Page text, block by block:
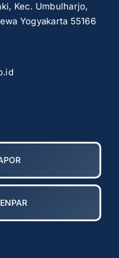
Kec. Umbulharjo,
Yogyakarta 55166